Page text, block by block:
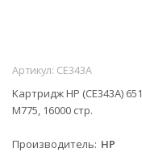
Артикул: CE343A
Kартридж HP (CE343A)
M775, 16000 стр.
Производитель HP